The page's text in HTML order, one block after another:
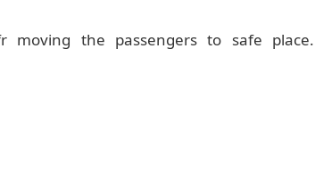
moving the passengers to safe place.